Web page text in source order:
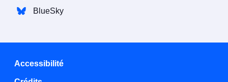
BlueSky
Accessibilité